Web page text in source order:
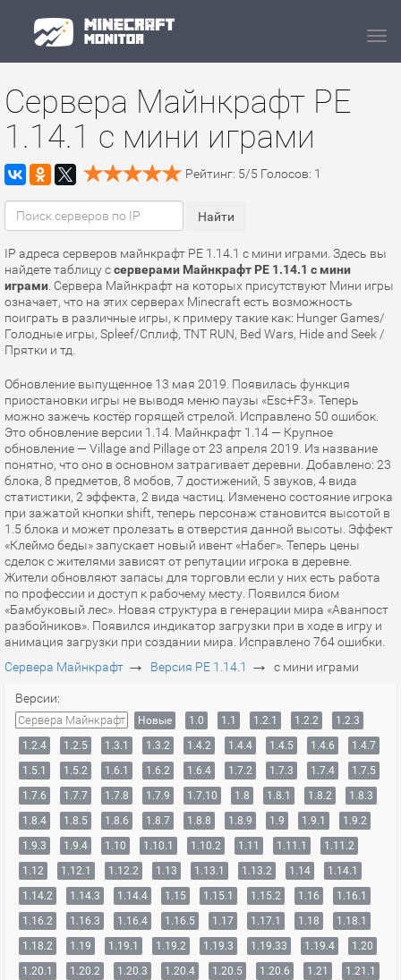
Сервера Майнкрафт PE
1.14.1 с мини играми
Рейтинг: 5/5 Голосов: 1
IP адреса серверов майнкрафт PE 1.14.1 с мини играми. Здесь вы
найдете таблицу ссерверами Майнкрафт PE 1.14.1 с мини
играми . Сервера Майнкрафт на которых присутствуют Мини игры
означает, что на этих серверах Minecraft есть возможность
поиграть в различные игры, к примеру такие как: Hunger Games/
Голодные игры, Spleef/Сплиф, TNT RUN, Bed Wars, Hide and Seek /
Прятки и тд.
Обновление выпущенное 13 мая 2019. Появилась функция
приостановки игры не выводя меню паузы «Esc+F3». Теперь
можно зажечь костёр горящей стрелой. Исправлено 50 ошибок.
Это обновление версии 1.14. Майнкрафт 1.14 — Крупное
обновление — Village and Pillage от 23 апреля 2019. Из название
понятно, что оно в основном затрагивает деревни. Добавлено: 23
блока, 8 предметов, 8 мобов, 7 достижений, 5 звуков, 4 вида
статистики, 2 эффекта, 2 вида частиц. Изменено состояние игрока
при зажатой кнопки shift, теперь персонаж становится высотой в
1.5 блока и может пролезать в отверстия данной высоты. Эффект
«Клеймо беды» запускает новый ивент «Набег». Теперь цены
сделок с жителями зависят от репутации игрока в деревне.
Жители обновляют запасы для торговли если у них есть работа
по профессии и доступ к рабочему месту. Появился биом
«Бамбуковый лес». Новая структура в генерации мира «Аванпост
разбойников». Появился индикатор загрузки при в ходе в игру и
анимация загрузки при создании мира. Исправлено 764 ошибки.
Сервера Майнкрафт → Версия PE 1.14.1 → с мини играми
Версии:
Сервера Майнкрафт Новые 1.0 1.1 1.2.1 1.2.2
1.2.3
1.2.4
1.2.5 1.3.1 1.3.2 1.4.2 1.4.4 1.4.5 1.4.6
1.4.7
1.5.1
1.5.2 1.6.1 1.6.2 1.6.4 1.7.2 1.7.3 1.7.4
1.7.5
1.7.6
1.7.7 1.7.8 1.7.9 1.7.10 1.8 1.8.1 1.8.2
1.8.3
1.8.4
1.8.5 1.8.6 1.8.7 1.8.8 1.8.9 1.9 1.9.1
1.9.2
1.9.3
1.9.4 1.10 1.10.1 1.10.2 1.11 1.11.1
1.11.2
1.12
1.12.1 1.12.2 1.13 1.13.1 1.13.2 1.14
1.14.1
1.14.2
1.14.3 1.14.4 1.15 1.15.1 1.15.2 1.16
1.16.1
1.16.2
1.16.3 1.16.4 1.16.5 1.17 1.17.1 1.18
1.18.1
1.18.2
1.19 1.19.1 1.19.2 1.19.3 1.19.33 1.19.4
1.20
1.20.1
1.20.2 1.20.3 1.20.4 1.20.5 1.20.6 1.21
1.21.1